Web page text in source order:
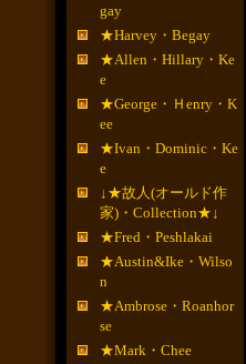
gay
★Harvey・Begay
★Allen・Hillary・Ke
e
★George・Ｈenry・K
ee
★Ivan・Dominic・Ke
e
↓★故人(オールド作
家)・Collection★↓
★Fred・Peshlakai
★Austin&Ike・Wilso
n
★Ambrose・Roanhor
se
★Mark・Chee